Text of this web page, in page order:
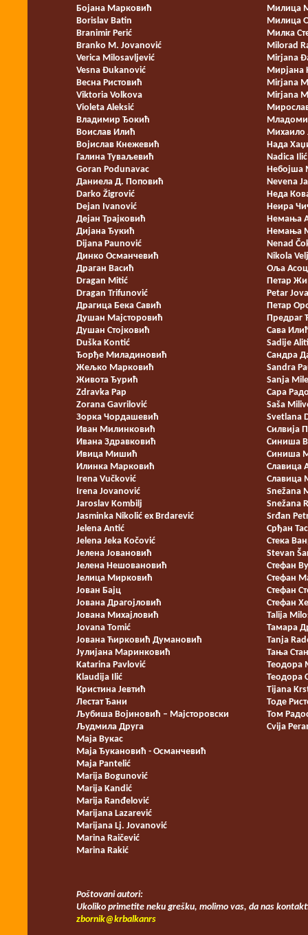
Бојана Марковић
Borislav Batin
Branimir Perić
Branko M. Jovanović
Verica Milosavljević
Vesna Đukanović
Весна Ристовић
Viktoria Volkova
Violeta Aleksić
Владимир Ђокић
Воислав Илић
Војислав Кнежевић
Галина Туваљевић
Goran Podunavac
Даниела Д. Поповић
Darko Žigrović
Dejan Ivanović
Дејан Трајковић
Дијана Ђукић
Dijana Paunović
Динко Османчевић
Драган Васић
Dragan Mitić
Dragan Trifunović
Драгица Бека Савић
Душан Мајсторовић
Душан Стојковић
Duška Kontić
Ђорђе Миладиновић
Жељко Марковић
Живота Ђурић
Zdravka Pap
Zorana Gavrilović
Зорка Чордашевић
Иван Милинковић
Ивана Здравковић
Ивица Мишић
Илинка Марковић
Irena Vučković
Irena Jovanović
Jaroslav Kombilj
Jasminka Nikolić ex Brdarević
Jelena Antić
Jelena Jeka Kočović
Јелена Јовановић
Јелена Нешовановић
Јелица Мирковић
Јован Бајц
Јована Драгојловић
Jована Михајловић
Jovana Tomić
Јована Ћирковић Думановић
Јулијана Маринковић
Katarina Pavlović
Klaudija Ilić
Кристина Јевтић
Лестат Ђани
Љубиша Војиновић – Мајсторовски
Људмила Друга
Маја Вукас
Маја Ђукановић - Османчевић
Maja Pantelić
Marija Bogunović
Marija Kandić
Marija Ranđelović
Marijana Lazarević
Marijana Lj. Jovanović
Marina Raičević
Marina Rakić
Милица
Милица
Милка
Milorad
Mirjana
Мирјана
Mirjana
Mirjana
Михаило
Нада
Nadica Ilić
Небојша
Nevena
Неда
Неира
Немања
Немања
Nenad
Nikola
Оља
Петар
Petar
Петар
Предраг
Сава
Sadije Aliti
Сандра
Sandra
Sanja
Сара
Saša
Svetlana
Силвија
Синиша
Синиша
Славица
Славица
Snežana
Snežana
Srđan
Срђан
Стека
Stevan
Стефан
Стефан
Стефан
Стефан
Talija
Тамара
Tanja
Тања
Теодора
Теодора
Tijana
Тоде
Том
Cvija
Poštovani autori:
Ukoliko primetite neku grešku, molimo vas, da nas
zbornik@krbalkanrs